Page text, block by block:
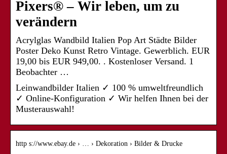
Pixers® – Wir leben, um zu
verändern
Acrylglas Wandbild Italien Pop Art Städte Bilder
Poster Deko Kunst Retro Vintage. Gewerblich. EUR
19,00 bis EUR 949,00. ​. Kostenloser Versand. 1
Beobachter …
Leinwandbilder Italien ✓ 100 % umweltfreundlich
✓ Online-Konfiguration ✓ Wir helfen Ihnen bei der
Musterauswahl!
http s://www.ebay.de › … › Dekoration › Bilder & Drucke